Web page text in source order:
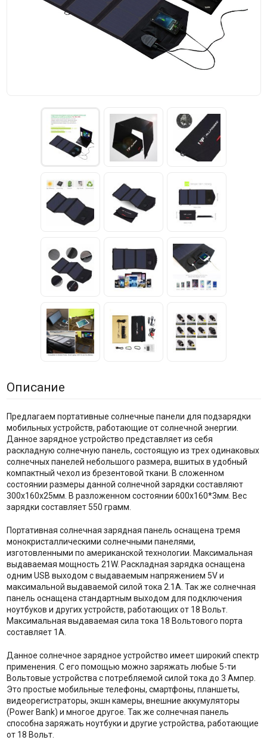
Описание
Предлагаем портативные солнечные панели для подзарядки
мобильных устройств, работающие от солнечной энергии.
Данное зарядное устройство представляет из себя
раскладную солнечную панель, состоящую из трех одинаковых
солнечных панелей небольшого размера, вшитых в удобный
компактный чехол из брезентовой ткани. В сложенном
состоянии размеры данной солнечной зарядки составляют
300х160х25мм. В разложенном состоянии 600х160*3мм. Вес
зарядки составляет 550 грамм.
Портативная солнечная зарядная панель оснащена тремя
монокристаллическими солнечными панелями,
изготовленными по американской технологии. Максимальная
выдаваемая мощность 21W. Раскладная зарядка оснащена
одним USB выходом с выдаваемым напряжением 5V и
максимальной выдаваемой силой тока 2.1А. Так же солнечная
панель оснащена стандартным выходом для подключения
ноутбуков и других устройств, работающих от 18 Вольт.
Максимальная выдаваемая сила тока 18 Вольтового порта
составляет 1А.
Данное солнечное зарядное устройство имеет широкий спектр
применения. С его помощью можно заряжать любые 5-ти
Вольтовые устройства с потребляемой силой тока до 3 Ампер.
Это простые мобильные телефоны, смартфоны, планшеты,
видеорегистраторы, экшн камеры, внешние аккумуляторы
(Power Bank) и многое другое. Так же солнечная панель
способна заряжать ноутбуки и другие устройства, работающие
от 18 Вольт.